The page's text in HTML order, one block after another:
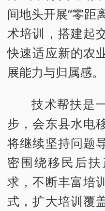
间地头开展“零距
术培训，搭建起
快速适应新的农
展能力与归属感。
技术帮扶是
步，会东县水电
将继续坚持问题
密围绕移民后
求，不断丰富培
式，扩大培训覆